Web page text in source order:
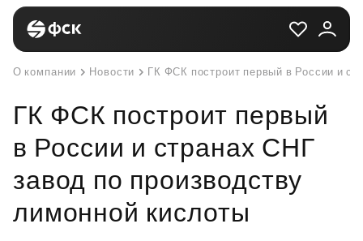
О компании Новости ГК ФСК построит первый в России и
ГК ФСК построит первый
в России и странах СНГ
завод по производству
лимонной кислоты